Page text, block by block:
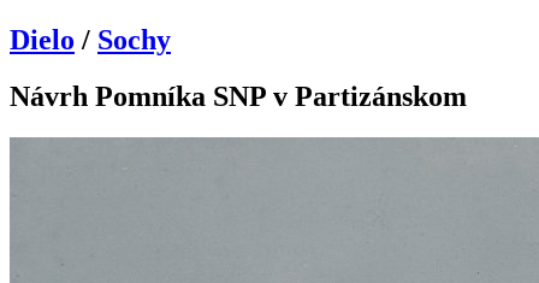
Dielo / Sochy
Návrh Pomníka SNP v Partizánskom